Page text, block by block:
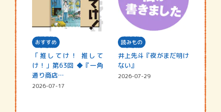
おすすめ
「推してけ！ 推して
け！」第63回 ◆『一角
通り商店…
2026-07-17
読みもの
井上先斗『夜がまだ明け
ない』
2026-07-29